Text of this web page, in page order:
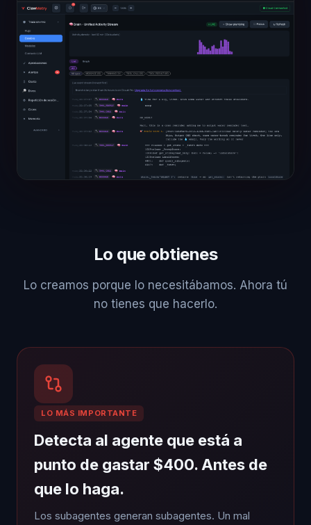
Lo que obtienes
Lo creamos porque lo necesitábamos. Ahora tú
no tienes que hacerlo.
LO MÁS IMPORTANTE
Detecta al agente que está a
punto de gastar $400. Antes de
que lo haga.
Los subagentes generan subagentes. Un mal